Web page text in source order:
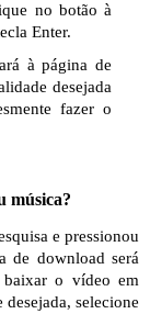
no botão à
Enter.
à página de
desejada
fazer o
música?
e pressionou
de download será
o vídeo em
selecione